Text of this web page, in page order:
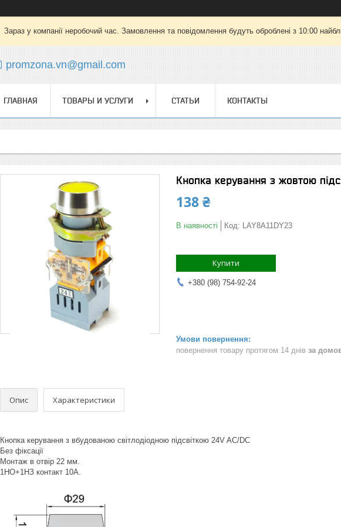
Зараз у компанії неробочий час. Замовлення та повідомлення будуть оброблені з 10:00
promzona.vn@gmail.com
ГЛАВНАЯ ТОВАРЫ И УСЛУГИ СТАТЬИ КОНТАКТЫ
Кнопка керування з жовтою
138 ₴
В наявності Код: LAY8A11DY23
Купити
+380 (98) 754-92-24
повернення товару протягом 14 днів за
Опис Характеристики
Кнопка керування з вбудованою світлодіодною підсвіткою 24V AC/DC
Без фіксації
Монтаж в отвір 22 мм.
1НО+1НЗ контакт 10А.